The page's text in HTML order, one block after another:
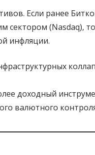
Если ранее
сектором (Nasdaq),
инфляции.
доходный
валютного